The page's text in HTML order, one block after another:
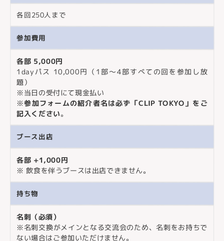
各回250人まで
参加費用
各部 5,000円
1dayパス 10,000円（1部〜4部すべての回を参加し放
題）
※当日の受付にて現金払い
※参加フォームの紹介者名は必ず「CLIP TOKYO」をご
記入ください。
ブース出店
各部 +1,000円
※ 飲食を伴うブースは出店できません。
持ち物
名刺（必須）
※名刺交換がメインとなる交流会のため、名刺をお持ちで
ない場合はご参加いただけません。